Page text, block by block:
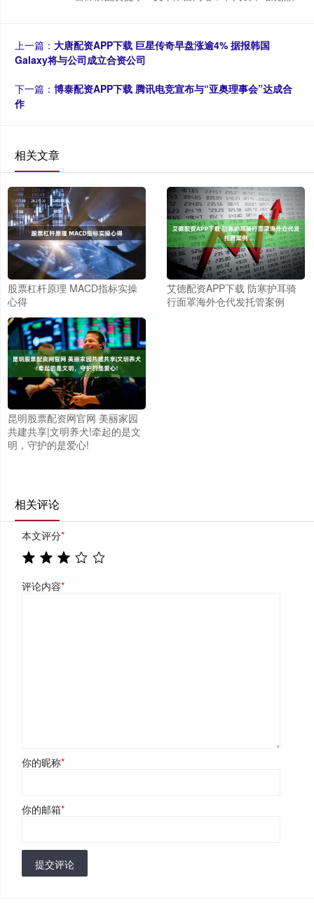
上一篇： 大唐配资APP下载 巨星传奇早盘涨逾4% 据报韩国
Galaxy将与公司成立合资公司
下一篇： 博泰配资APP下载 腾讯电竞宣布与“亚奥理事会”达成合
作
相关文章
股票杠杆原理 MACD指标实操
心得
艾德配资APP下载 防寒护耳骑
行面罩海外仓代发托管案例
昆明股票配资网官网 美丽家园
共建共享|文明养犬!牵起的是文
明，守护的是爱心!
相关评论
本文评分*
评论内容*
你的昵称*
你的邮箱*
提交评论